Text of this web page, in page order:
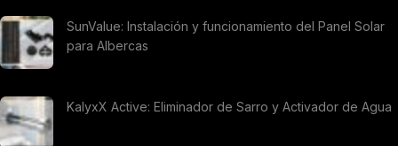
SunValue: Instalación y funcionamiento del Panel Solar
para Albercas
KalyxX Active: Eliminador de Sarro y Activador de Agua